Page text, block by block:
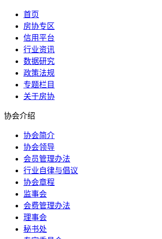
首页
房协专区
信用平台
行业资讯
数据研究
政策法规
专题栏目
关于房协
协会介绍
协会简介
协会领导
会员管理办法
行业自律与倡议
协会章程
监事会
会费管理办法
理事会
秘书处